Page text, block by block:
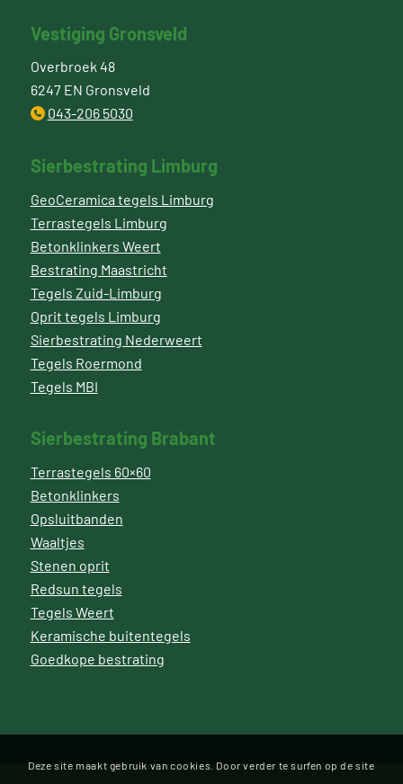
Vestiging Gronsveld
Overbroek 48
6247 EN Gronsveld
043-206 5030
Sierbestrating Limburg
GeoCeramica tegels Limburg
Terrastegels Limburg
Betonklinkers Weert
Bestrating Maastricht
Tegels Zuid-Limburg
Oprit tegels Limburg
Sierbestrating Nederweert
Tegels Roermond
Tegels MBI
Sierbestrating Brabant
Terrastegels 60×60
Betonklinkers
Opsluitbanden
Waaltjes
Stenen oprit
Redsun tegels
Tegels Weert
Keramische buitentegels
Goedkope bestrating
Deze site maakt gebruik van cookies. Door verder te surfen op de site